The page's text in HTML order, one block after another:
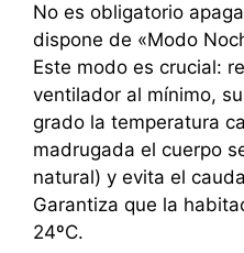
No es obligatorio
dispone de «Modo
Este modo es crucial:
ventilador al mínimo,
grado la temperatura
madrugada el cuerpo
natural) y evita el
Garantiza que la
24ºC.